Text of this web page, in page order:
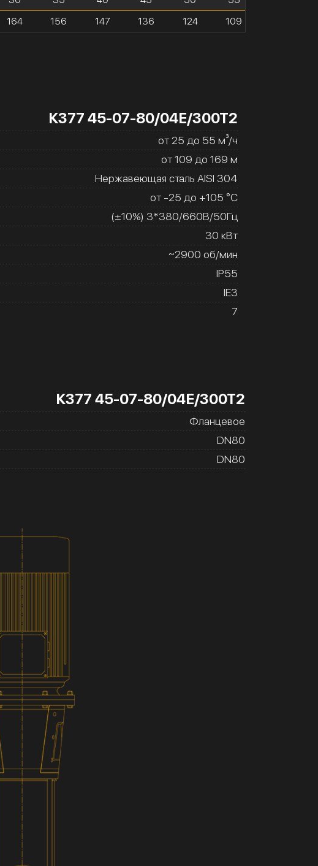
164
156
147
136
124
109
К377 45-07-80/04Е/300Т2
от 25 до 55 м³/ч
от 109 до 169 м
Нержавеющая сталь AISI 304
от -25 до +105 °C
(±10%) 3*380/660В/50Гц
30 кВт
~2900 об/мин
IP55
IE3
7
К377 45-07-80/04Е/300Т2
Фланцевое
DN80
DN80